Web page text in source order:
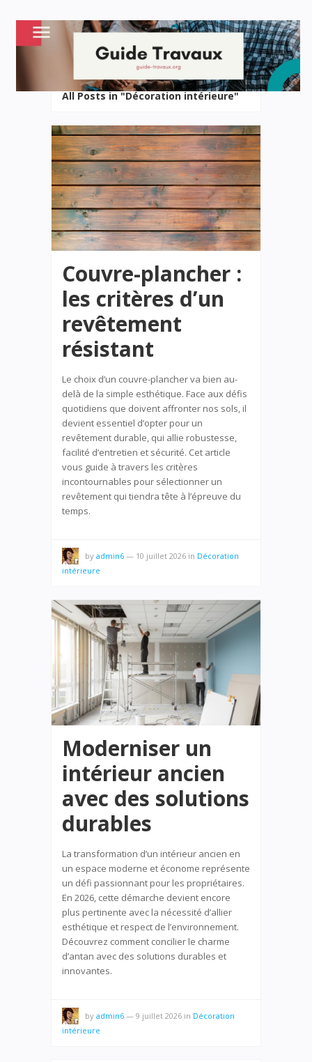
All Posts in "Décoration intérieure"
Couvre-plancher :
les critères d’un
revêtement
résistant
Le choix d’un couvre-plancher va bien au-
delà de la simple esthétique. Face aux défis
quotidiens que doivent affronter nos sols, il
devient essentiel d’opter pour un
revêtement durable, qui allie robustesse,
facilité d’entretien et sécurité. Cet article
vous guide à travers les critères
incontournables pour sélectionner un
revêtement qui tiendra tête à l’épreuve du
temps.
by admin6 — 10 juillet 2026 in Décoration
intérieure
Moderniser un
intérieur ancien
avec des solutions
durables
La transformation d’un intérieur ancien en
un espace moderne et économe représente
un défi passionnant pour les propriétaires.
En 2026, cette démarche devient encore
plus pertinente avec la nécessité d’allier
esthétique et respect de l’environnement.
Découvrez comment concilier le charme
d’antan avec des solutions durables et
innovantes.
by admin6 — 9 juillet 2026 in Décoration
intérieure